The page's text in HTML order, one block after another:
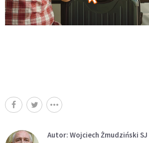
Autor: Wojciech Żmudziński SJ